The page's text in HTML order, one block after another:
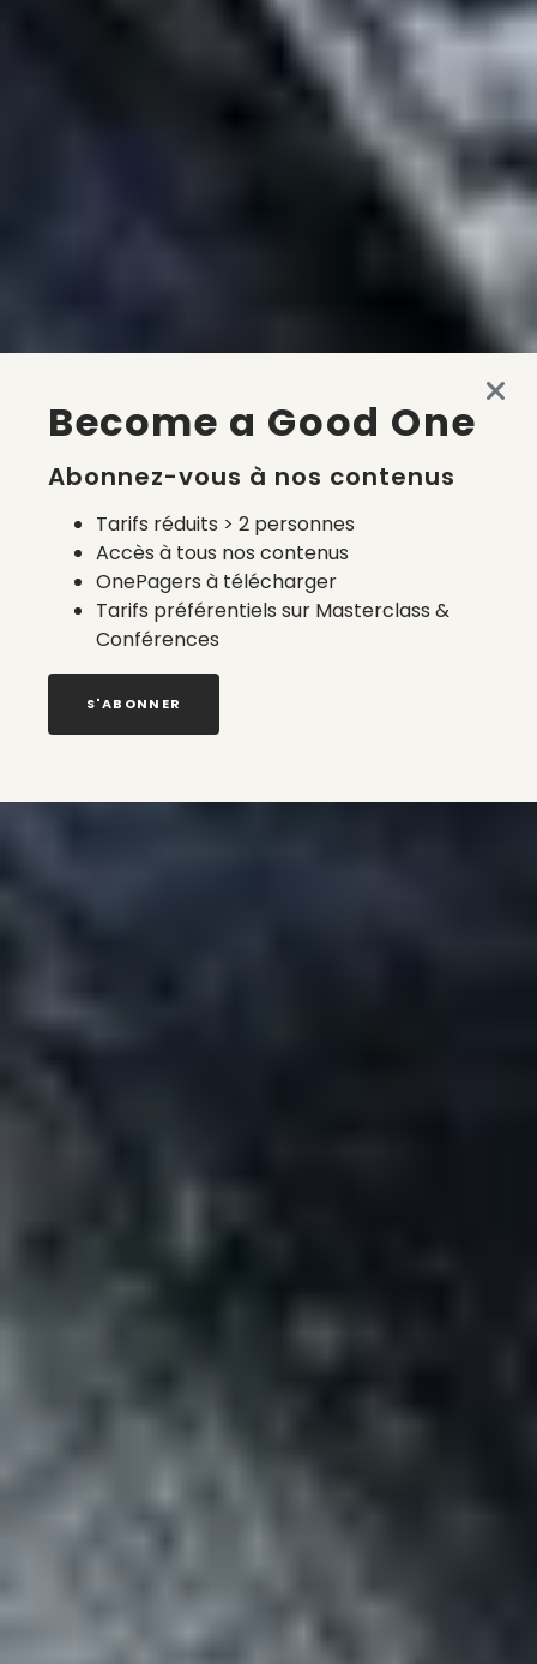
Become a Good One
Abonnez-vous à nos contenus
Tarifs réduits > 2 personnes
Accès à tous nos contenus
OnePagers à télécharger
Tarifs préférentiels sur Masterclass &
Conférences
S'ABONNER